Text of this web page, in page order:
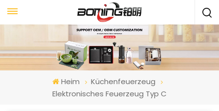
Heim
Küchenfeuerzeug
Elektronisches Feuerzeug Typ C